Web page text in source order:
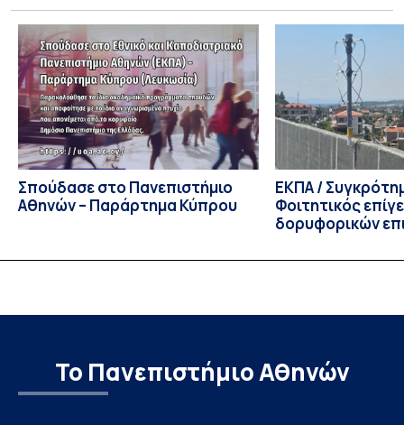
Τμήματος Οικονομικών Επιστημών και του Τμήματος
Διοίκησης Επιχειρήσεων και Οργανισμών τον Σεπτέμβριο
του 2026, ο Κοσμήτορας της Σχολής Οικονομικών και
Πολιτικών Επιστημών, Καθηγητής Νικόλαος Ηρειώτης, και ο
Πρόεδρος του Τμήματος […]
Σπούδασε στο Πανεπιστήμιο
Αθηνών – Παράρτημα Κύπρου
ΕΚΠΑ /
Φοιτητικός
δορυφορικών
Το Πανεπιστήμιο Αθηνών